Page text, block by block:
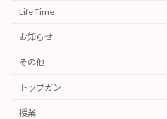
Life Time
お知らせ
その他
トップガン
授業